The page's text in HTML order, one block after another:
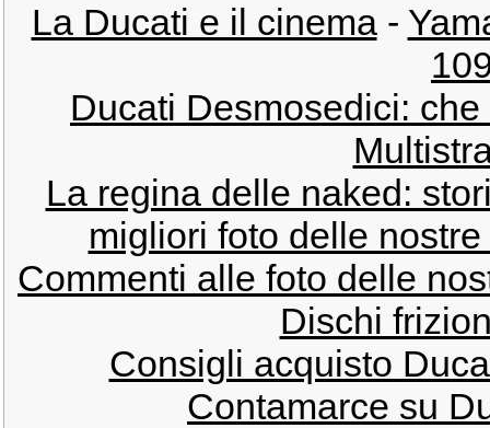
La Ducati e il cinema-
Ducati Desmosedici:
La regina delle naked:
migliori foto delle
Commenti alle foto delle
Dischi
Consigli acquisto
Contamarce su